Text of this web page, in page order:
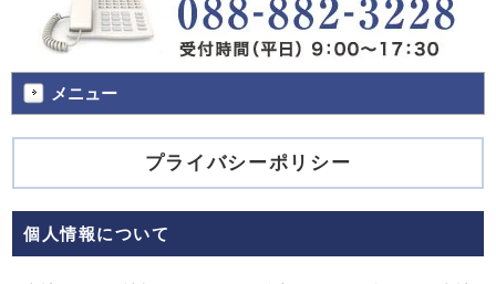
メニュー
プライバシーポリシー
個人情報について